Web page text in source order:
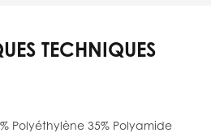
TECHNIQUES
Polyéthylène 35% Polyamide